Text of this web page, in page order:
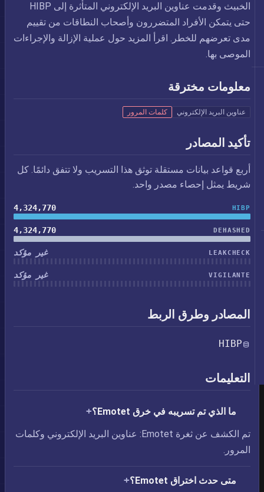
الخبيث وقدمت عناوين البريد الإلكتروني المتأثرة إلى HIBP
حتى يتمكن الأفراد المتضررون وأصحاب النطاقات من تقييم
مدى تعرضهم للخطر. اقرأ المزيد حول عملية الإزالة والإجراءات
الموصى بها.
معلومات مخترقة
عناوين البريد الإلكتروني كلمات المرور
تأكيد المصادر
أربع قواعد بيانات مستقلة توثق هذا التسريب ولا تتفق دائمًا. كل
شريط يمثل إحصاء مصدر واحد.
HIBP
4,324,770
DEHASHED
4,324,770
LEAKCHECK غير مؤكد
VIGILANTE غير مؤكد
المصادر وطرق الربط
HIBP
التعليمات
ما الذي تم تسريبه في خرق Emotet؟
تم الكشف عن ثغرة Emotet: عناوين البريد الإلكتروني وكلمات
المرور.
متى حدث اختراق Emotet؟